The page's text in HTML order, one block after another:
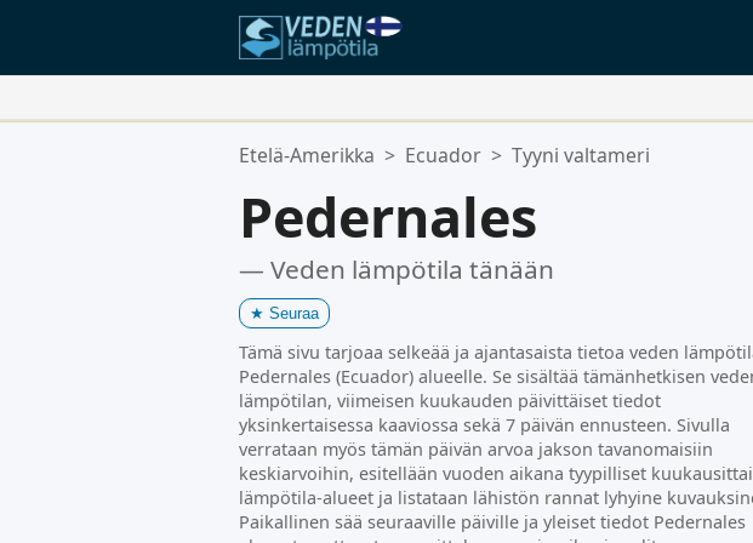
Suosikkipaikkasi:
Etelä-Amerikka > Ecuador > Tyyni valtameri
Pedernales
— Veden lämpötila tänään
★ Seuraa
Tämä sivu tarjoaa selkeää ja ajantasaista tietoa veden
Pedernales (Ecuador) alueelle. Se sisältää tämänhetkisen
lämpötilan, viimeisen kuukauden päivittäiset tiedot
yksinkertaisessa kaaviossa sekä 7 päivän ennusteen. Sivulla
verrataan myös tämän päivän arvoa jakson tavanomaisiin
keskiarvoihin, esitellään vuoden aikana tyypilliset
lämpötila-alueet ja listataan lähistön rannat lyhyine
Paikallinen sää seuraaville päiville ja yleiset tiedot Pedernales